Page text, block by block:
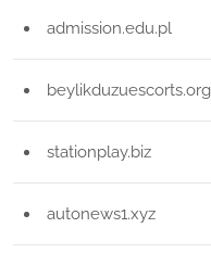
admission.edu.pl
beylikduzuescorts.org
stationplay.biz
autonews1.xyz